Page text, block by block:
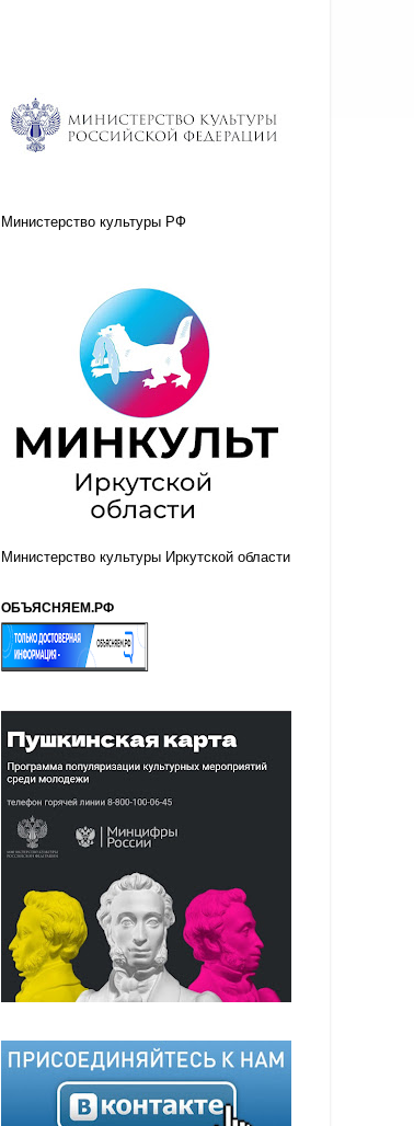
Министерство культуры РФ
Министерство культуры Иркутской области
ОБЪЯСНЯЕМ.РФ